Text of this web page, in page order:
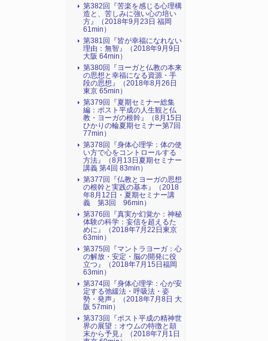
第382回『苦楽を感じる心理構
造と、苦しみに強い心の培い
方』（2018年9月23日 福岡
61min）
第381回『皆が幸福になれない
理由：無智』（2018年9月9日
大阪 64min）
第380回『ヨーガと仏教の本来
の思想と幸福になる資源・手
段の思想』（2018年8月26日
東京 65min）
第379回『夏期セミナー総集
編：ポスト平成の人生観と仏
教・ヨーガの根幹』（8月15日
ひかりの輪夏期セミナー第7回
77min）
第378回『身体心理学：体の使
い方で心をコントロールする
方法』（8月13日夏期セミナー
講義 第4回 83min）
第377回『仏教とヨーガの思想
の根幹と実践の基本』（2018
年8月12日・夏期セミナー講
義 第3回 96min）
第376回『真実か幻覚か：神秘
体験の科学：妄信を超えるた
めに』（2018年7月22日東京
63min）
第375回『マントラヨーガ：心
の解放・安定・脳の開発に役
立つ』（2018年7月15日福岡
63min）
第374回『身体心理学：心が安
定する弛緩法・呼吸法・姿
勢・発声』（2018年7月8日 大
阪 57min）
第373回『ポスト平成の精神世
界の展望：オウムの特徴と顛
末から予見』（2018年7月1日